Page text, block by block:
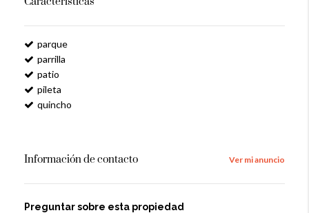
parque
parrilla
patio
pileta
quincho
Información de contacto Ver mi anuncio
Preguntar sobre esta propiedad